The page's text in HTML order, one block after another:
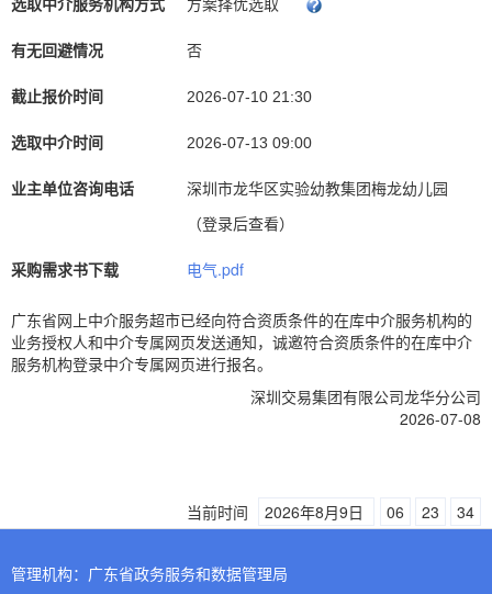
有无回避情况 否
截止报价时间 2026-07-10 21:30
选取中介时间 2026-07-13 09:00
业主单位咨询电话
深圳市龙华区实验幼教集团梅龙幼儿园
（登录后查看）
采购需求书下载 电气.pdf
广东省网上中介服务超市已经向符合资质条件的在库中介服务机构的
业务授权人和中介专属网页发送通知，诚邀符合资质条件的在库中介
服务机构登录中介专属网页进行报名。
深圳交易集团有限公司龙华分公司
2026-07-08
当前时间 2026年8月9日 06 23 34
管理机构：广东省政务服务和数据管理局